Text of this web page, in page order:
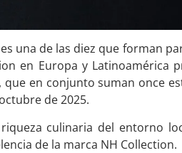
una de las diez que forman
en Europa y Latinoamérica
en conjunto suman once
de 2025.
culinaria del entorno
de la marca NH Collection.